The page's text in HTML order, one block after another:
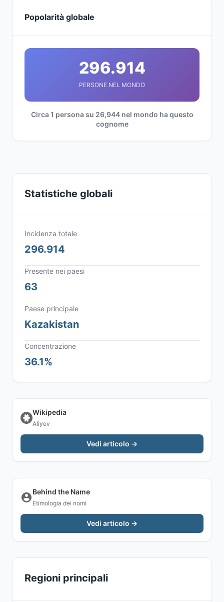
Popolarità globale
296.914
PERSONE NEL MONDO
Circa 1 persona su 26,944 nel mondo ha questo
cognome
Statistiche globali
Incidenza totale
296.914
Presente nei paesi
63
Paese principale
Kazakistan
Concentrazione
36.1%
Wikipedia
Aliyev
Vedi articolo →
Behind the Name
Etimologia dei nomi
Vedi articolo →
Regioni principali